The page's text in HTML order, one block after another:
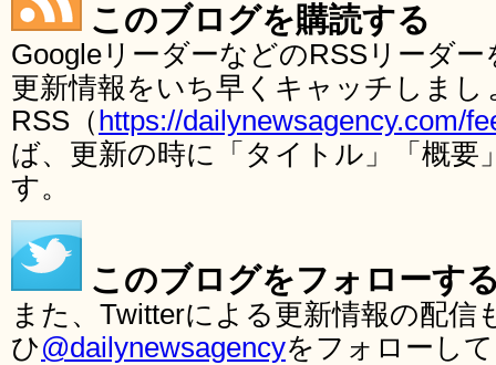
このブログを購読する
GoogleリーダーなどのRSSリーダ
更新情報をいち早くキャッチしま
RSS（ https://dailynewsagency.com/
ば、更新の時に「タイトル」「概要
す。
このブログをフォローす
また、Twitterによる更新情報の配
ひ@dailynewsagencyをフォローし